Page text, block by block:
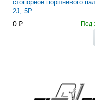
стопорное поршневого
2J, 5P
0 Под